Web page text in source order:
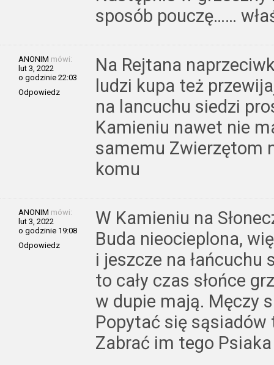
sposób pouczę……
ANONIM mówi:
lut 3, 2022
o godzinie 22:03
Odpowiedz
Na Rejtana
ludzi kupa też
na lancuchu siedzi
Kamieniu nawet nie
samemu Zwierzętom
komu
ANONIM mówi:
lut 3, 2022
o godzinie 19:08
Odpowiedz
W Kamieniu na
Buda nieocieplona,
i jeszcze na
to cały czas słońce
w dupie mają. Męczy
Popytać się sąsiadów
Zabrać im tego